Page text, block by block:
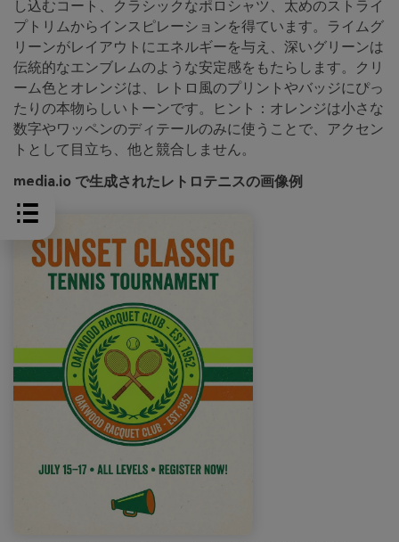
し込むコート、クラシックなポロシャツ、太めのストライ
プトリムからインスピレーションを得ています。ライムグ
リーンがレイアウトにエネルギーを与え、深いグリーンは
伝統的なエンブレムのような安定感をもたらします。クリ
ーム色とオレンジは、レトロ風のプリントやバッジにぴっ
たりの本物らしいトーンです。ヒント：オレンジは小さな
数字やワッペンのディテールのみに使うことで、アクセン
トとして目立ち、他と競合しません。
media.io で生成されたレトロテニスの画像例